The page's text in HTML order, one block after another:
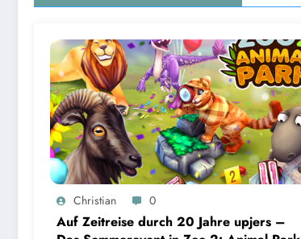
Christian 0
Auf Zeitreise durch 20 Jahre upjers –